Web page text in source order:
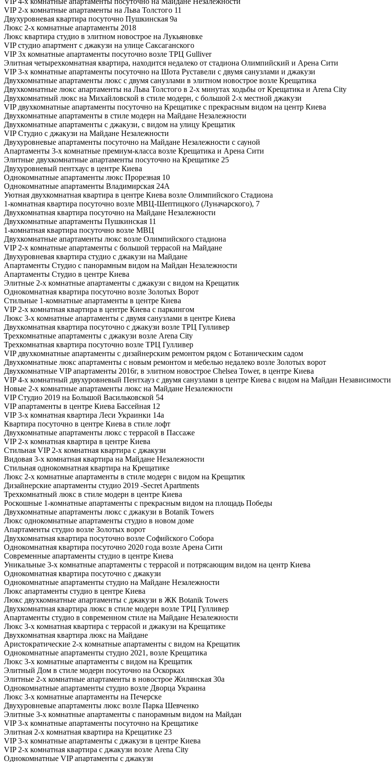
VIP 2-х комнатные апартаменты на Льва Толстого 11
Двухуровневая квартира посуточно Пушкинская 9а
Люкс 2-х комнатные апартаменты 2018
Люкс квартира студио в элитном новострое на Лукьяновке
VIP студио апартмент с джакузи на улице Саксаганского
VIP 3х комнатные апартаменты посуточно возле ТРЦ Gulliver
Элитная четырехкомнатная квартира, находится недалеко от стадиона Олимпийский и Арена Сити
VIP 3-х комнатные апартаменты посуточно на Шота Руставели с двумя санузлами и джакузи
Двухкомнатные апартаменты люкс с двумя санузлами в элитном новострое возле Крещатика
Двухкомнатные люкс апартаменты на Льва Толстого в 2-х минутах ходьбы от Крещатика и Arena City
Двухкомнатный люкс на Михайловской в стиле модерн, с большой 2-х местной джакузи
VIP двухкомнатные апартаменты посуточно на Крещатике с прекрасным видом на центр Киева
Двухкомнатные апартаменты в стиле модерн на Майдане Незалежности
Двухкомнатные апартаменты с джакузи, с видом на улицу Крещатик
VIP Студио с джакузи на Майдане Незалежности
Двухуровневые апартаменты посуточно на Майдане Незалежности с сауной
Апартаменты 3-х комнатные премиум-класса возле Крещатика и Арена Сити
Элитные двухкомнатные апартаменты посуточно на Крещатике 25
Двухуровневый пентхаус в центре Киева
Однокомнатные апартаменты люкс Прорезная 10
Однокомнатные апартаменты Владимирская 24А
Уютная двухкомнатная квартира в центре Киева возле Олимпийского Стадиона
1-комнатная квартира посуточно возле МВЦ-Шептицкого (Луначарского), 7
Двухкомнатная квартира посуточно на Майдане Незалежности
Двухкомнатные апартаменты Пушкинская 11
1-комнатная квартира посуточно возле МВЦ
Двухкомнатные апартаменты люкс возле Олимпийского стадиона
VIP 2-х комнатные апартаменты с большой террасой на Майдане
Двухуровневая квартира студио с джакузи на Майдане
Апартаменты Студио с панорамным видом на Майдан Незалежности
Апартаменты Студио в центре Киева
Элитные 2-х комнатные апартаменты с джакузи с видом на Крещатик
Однокомнатная квартира посуточно возле Золотых Ворот
Стильные 1-комнатные апартаменты в центре Киева
VIP 2-х комнатная квартира в центре Киева с паркингом
Люкс 3-х комнатные апартаменты с двумя санузлами в центре Киева
Двухкомнатная квартира посуточно с джакузи возле ТРЦ Гулливер
Трехкомнатные апартаменты с джакузи возле Arena City
Трехкомнатная квартира посуточно возле ТРЦ Гулливер
VIP двухкомнатные апартаменты с дизайнерским ремонтом рядом с Ботаническим садом
Двухкомнатные люкс апартаменты с новым ремонтом и мебелью недалеко возле Золотых ворот
Двухкомнатные VIP апартаменты 2016г, в элитном новострое Chelsea Tower, в центре Киева
VIP 4-х комнатный двухуровневый Пентхауз с двумя санузлами в центре Киева с видом на Майдан Независимости
Новые 2-х комнатные апартаменты люкс на Майдане Незалежности
VIP Студио 2019 на Большой Васильковской 54
VIP апартаменты в центре Киева Бассейная 12
VIP 3-х комнатная квартира Леси Украинки 14а
Квартира посуточно в центре Киева в стиле лофт
Двухкомнатные апартаменты люкс с террасой в Пассаже
VIP 2-х комнатная квартира в центре Киева
Стильная VIP 2-х комнатная квартира с джакузи
Видовая 3-х комнатная квартира на Майдане Незалежности
Стильная однокомнатная квартира на Крещатике
Люкс 2-х комнатные апартаменты в стиле модерн с видом на Крещатик
Дизайнерские апартаменты студио 2019 -Secret Apartments
Трехкомнатный люкс в стиле модерн в центре Киева
Роскошные 1-комнатные апартаменты с прекрасным видом на площадь Победы
Двухкомнатные апартаменты люкс с джакузи в Botanik Towers
Люкс однокомнатные апартаменты студио в новом доме
Апартаменты студио возле Золотых ворот
Двухкомнатная квартира посуточно возле Софийского Собора
Однокомнатная квартира посуточно 2020 года возле Арена Сити
Современные апартаменты студио в центре Киева
Уникальные 3-х комнатные апартаменты с террасой и потрясающим видом на центр Киева
Однокомнатная квартира посуточно с джакузи
Однокомнатные апартаменты студио на Майдане Незалежности
Люкс апартаменты студио в центре Киева
Люкс двухкомнатные апартаменты с джакузи в ЖК Botanik Towers
Двухкомнатная квартира люкс в стиле модерн возле ТРЦ Гулливер
Апартаменты студио в современном стиле на Майдане Незалежности
Люкс 3-х комнатная квартира с террасой и джакузи на Крещатике
Двухкомнатная квартира люкс на Майдане
Аристократические 2-х комнатные апартаменты с видом на Крещатик
Однокомнатные апартаменты студио 2021, возле Крещатика
Люкс 3-х комнатные апартаменты с видом на Крещатик
Элитный Дом в стиле модерн посуточно на Оскорках
Элитные 2-х комнатные апартаменты в новострое Жилянская 30а
Однокомнатные апартаменты студио возле Дворца Украина
Люкс 3-х комнатные апартаменты на Печерске
Двухуровневые апартаменты люкс возле Парка Шевченко
Элитные 3-х комнатные апартаменты с панорамным видом на Майдан
VIP 3-х комнатные апартаменты посуточно на Крещатике
Элитная 2-х комнатная квартира на Крещатике 23
VIP 3-х комнатные апартаменты с джакузи в центре Киева
VIP 2-х комнатная квартира с джакузи возле Arena City
Однокомнатные VIP апартаменты с джакузи